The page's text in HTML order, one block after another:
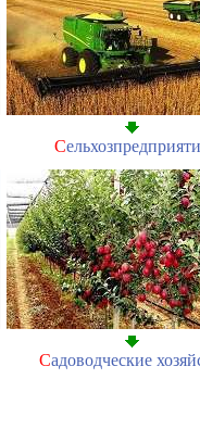
С
Садоводческие